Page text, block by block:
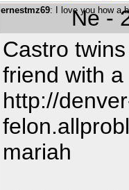
ernestmz69: I love you how a
Ne -
Castro
friend with
http://
mariah